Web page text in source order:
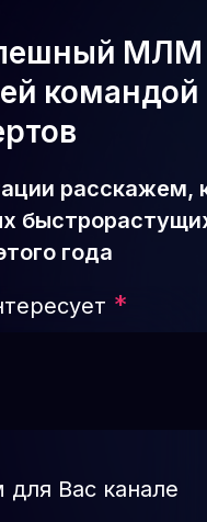
МЛМ
командой
расскажем,
года
*
Вас канале